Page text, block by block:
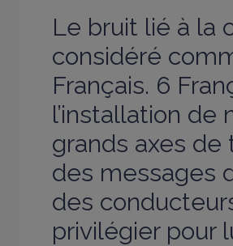
Le bruit lié à la
considéré
Français. 6
l’installation
grands axes
des messages
des
privilégier pour